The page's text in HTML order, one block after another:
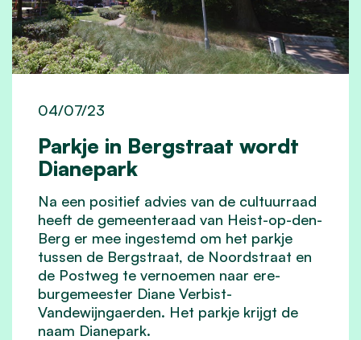
Parkje in Bergstraat wordt
Dianepark
04/07/23
Na een positief advies van de cultuurraad
heeft de gemeenteraad van Heist-op-den-
Berg er mee ingestemd om het parkje
tussen de Bergstraat, de Noordstraat en
de Postweg te vernoemen naar ere-
burgemeester Diane Verbist-
Vandewijngaerden. Het parkje krijgt de
naam Dianepark.